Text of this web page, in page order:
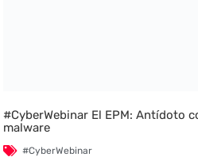
#CyberWebinar El EPM: Antídoto
malware
#CyberWebinar